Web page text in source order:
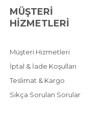
MÜŞTERİ
HİZMETLERİ
Müşteri Hizmetleri
İptal & İade Koşulları
Teslimat & Kargo
Sıkça Sorulan Sorular